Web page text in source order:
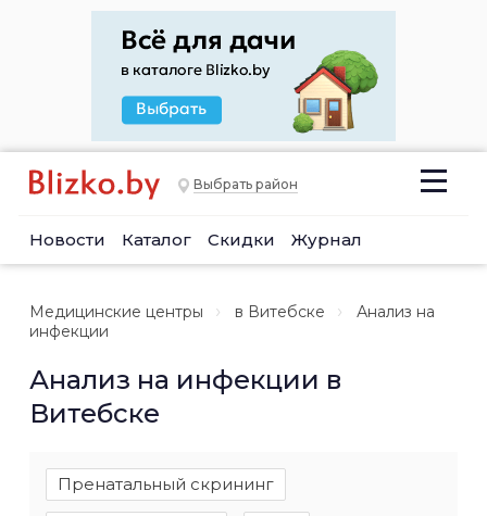
Выбрать район
Новости Каталог Скидки Журнал
Медицинские центры в Витебске
Анализ на
инфекции
Анализ на инфекции в
Витебске
Пренатальный скрининг